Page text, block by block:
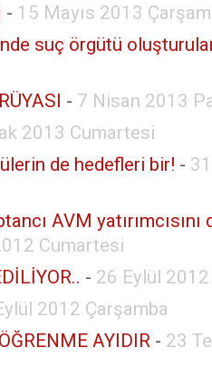
- 15 Mayıs 2013
suç örgütü
- 7 Nisan 2013
2013 Cumartesi
de hedefleri bir! -
AVM yatırımcısını
Cumartesi
- 26 Eylül
2012 Çarşamba
AYIDIR - 23